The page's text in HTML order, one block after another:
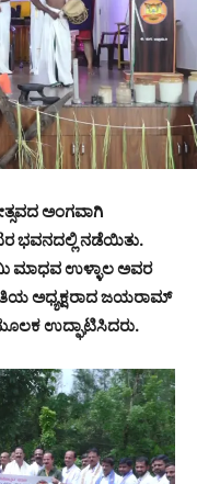
ಅಂಗವಾಗಿ
ಭವನದಲ್ಲಿ ನಡೆಯಿತು.
ಮಾಧವ ಉಳ್ಳಾಲ ಅವರ
ಅಧ್ಯಕ್ಷರಾದ ಜಯರಾಮ್
ಉದ್ಘಾಟಿಸಿದರು.